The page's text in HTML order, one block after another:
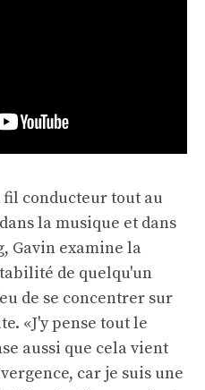
fil conducteur tout au
la musique et dans
Gavin examine la
de quelqu'un
de se concentrer sur
«J'y pense tout le
aussi que cela vient
car je suis une